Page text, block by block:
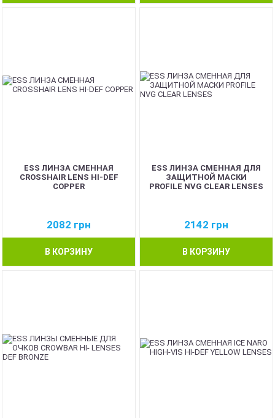
ESS ЛИНЗА СМЕННАЯ
CROSSHAIR LENS HI-DEF
COPPER
2082 грн
В КОРЗИНУ
ESS ЛИНЗА СМЕННАЯ ДЛЯ
ЗАЩИТНОЙ МАСКИ
PROFILE NVG CLEAR LENSES
2142 грн
В КОРЗИНУ